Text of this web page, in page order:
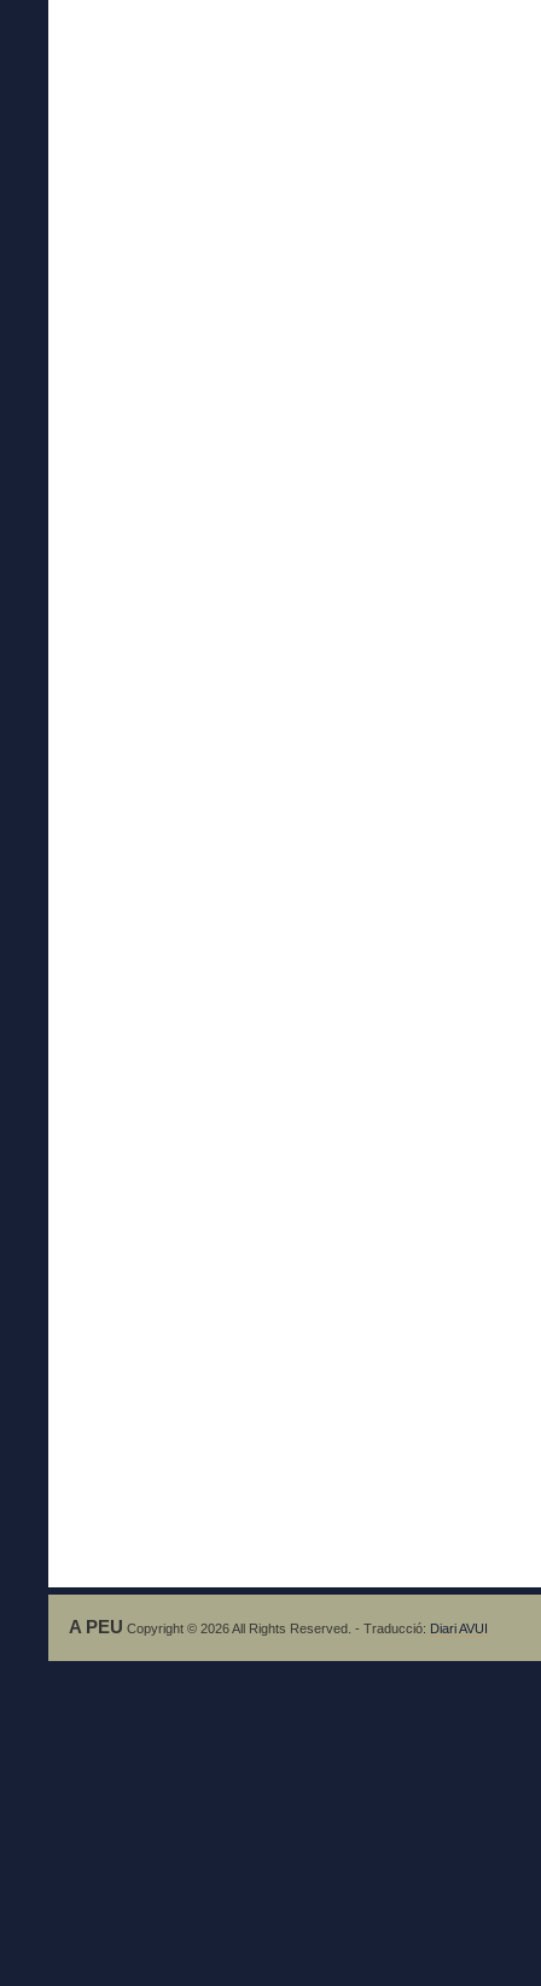
A PEU Copyright © 2026 All Rights Reserved. - Traducció: Diari AVUI